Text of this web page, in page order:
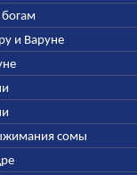
и Варуне
сомы